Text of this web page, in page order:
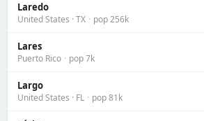
Laredo
United States · TX · pop 256k
Lares
Puerto Rico · pop 7k
Largo
United States · FL · pop 81k